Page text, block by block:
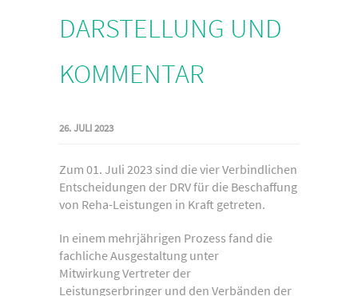
DARSTELLUNG UND
KOMMENTAR
26. JULI 2023
Zum 01. Juli 2023 sind die vier Verbindlichen
Entscheidungen der DRV für die Beschaffung
von Reha-Leistungen in Kraft getreten.
In einem mehrjährigen Prozess fand die
fachliche Ausgestaltung unter
Mitwirkung Vertreter der
Leistungserbringer und den Verbänden der